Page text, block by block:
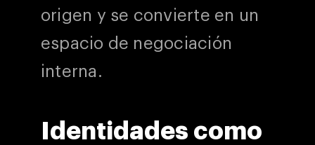
origen y se convierte en un
espacio de negociación
interna.
Identidades como